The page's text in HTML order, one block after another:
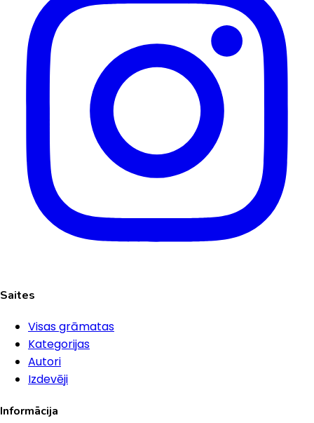
Saites
Visas grāmatas
Kategorijas
Autori
Izdevēji
Informācija